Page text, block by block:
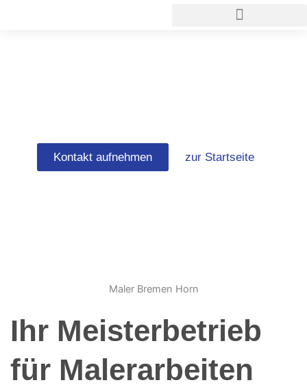
Kontakt aufnehmen zur Startseite
Maler Bremen Horn
Ihr Meisterbetrieb
für Malerarbeiten